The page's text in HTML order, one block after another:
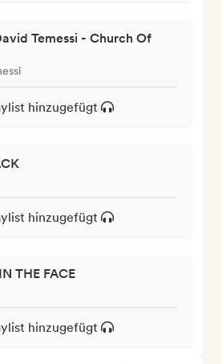
Temessi - Church Of
hinzugefügt
hinzugefügt
THE FACE
hinzugefügt